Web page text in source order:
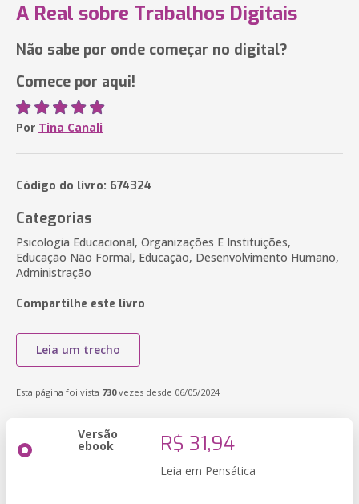
A Real sobre Trabalhos Digitais
Não sabe por onde começar no digital?
Comece por aqui!
Por Tina Canali
Código do livro: 674324
Categorias
Psicologia Educacional, Organizações E Instituições,
Educação Não Formal, Educação, Desenvolvimento Humano,
Administração
Compartilhe este livro
Leia um trecho
Esta página foi vista 730vezes desde 06/05/2024
Versão
ebook R$ 31,94
Leia em Pensática